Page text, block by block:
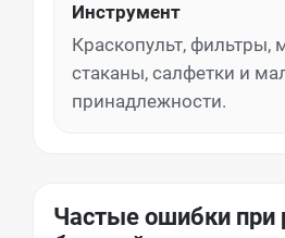
Инструмент
Краскопульт, фильтры,
стаканы, салфетки и
принадлежности.
Частые ошибки при